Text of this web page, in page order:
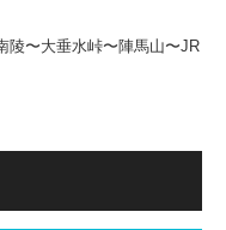
陵〜大垂水峠〜陣馬山〜JR